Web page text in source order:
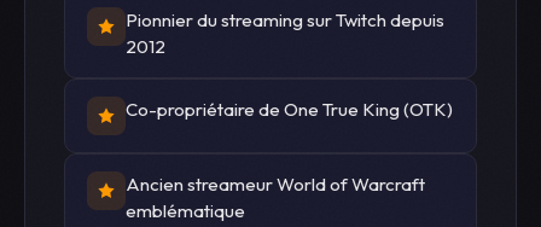
Pionnier du streaming sur Twitch depuis
2012
Co-propriétaire de One True King (OTK)
Ancien streameur World of Warcraft
emblématique